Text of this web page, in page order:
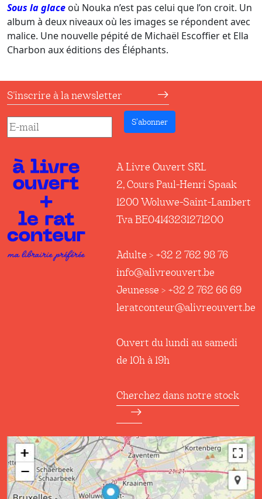
Sous la glace où Nouka n’est pas celui que l’on croit. Un
album à deux niveaux où les images se répondent avec
malice. Une nouvelle pépité de Michaël Escoffier et Ella
Charbon aux éditions des Éléphants.
S'inscrire à la newsletter
S’abonner
A Livre Ouvert SRL
2, Cours Paul-Henri Spaak
1200 Woluwe-Saint-Lambert
Tva BE04143231271200
Adulte > +32 2 762 98 76
info@alivreouvert.be
Jeunesse > +32 2 762 66 69
leratconteur@alivreouvert.be
Ouvert du lundi au samedi
de 10h à 19h
Cherchez dans notre stock